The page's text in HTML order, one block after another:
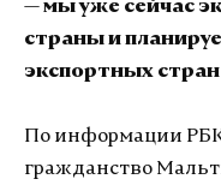
— мы уже сейчас
страны и
экспортных
По информации
гражданство